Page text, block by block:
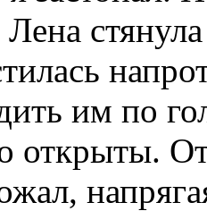
им по
открыты.